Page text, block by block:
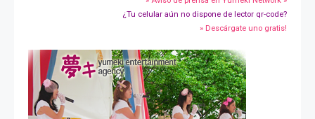
¿Tu celular aún no dispone de lector qr-code?
» Descárgate uno gratis!